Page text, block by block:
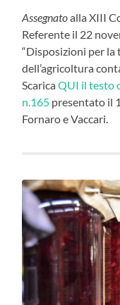
Assegnatoalla XIII
Referente il 22
“Disposizioni per la
dell’agricoltura
ScaricaQUI il testo
n.165 presentato il
Fornaro e Vaccari.